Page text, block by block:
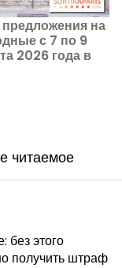
на
с 7 по 9
2026 года в
читаемое
без этого
получить штраф